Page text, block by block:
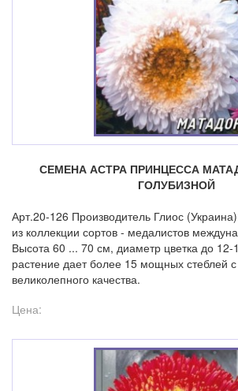
СЕМЕНА АСТРА ПРИНЦЕССА
ГОЛУБИЗНОЙ
Арт.20-126 Производитель Глиос
из коллекции сортов - медалистов
Высота 60 ... 70 см, диаметр цветка до
растение дает более 15 мощных стеблей
великолепного качества.
Цена: